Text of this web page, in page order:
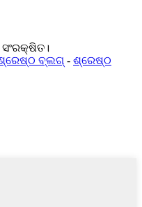
ସଂରକ୍ଷିତ।
ବ୍ଲଗ୍ - ଶ୍ରେଷ୍ଠ